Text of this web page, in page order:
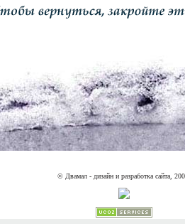
© Двамал - дизайн и разработка сайта,